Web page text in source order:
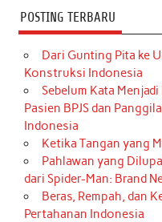
POSTING TERBARU
Dari Gunting Pita ke
Konstruksi Indonesia
Sebelum Kata
Pasien BPJS dan
Indonesia
Ketika Tangan yang
Pahlawan yang
dari Spider-Man: Brand
Beras, Rempah, dan
Pertahanan Indonesia